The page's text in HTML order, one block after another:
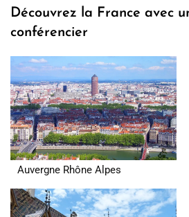
Découvrez la France avec
conférencier
Auvergne Rhône Alpes